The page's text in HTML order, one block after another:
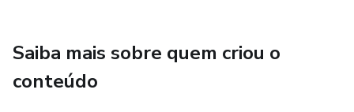
Saiba mais sobre quem criou o
conteúdo